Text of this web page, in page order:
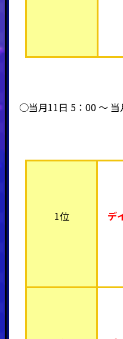
○当月11日 5：00 ～ 当
1位 デ